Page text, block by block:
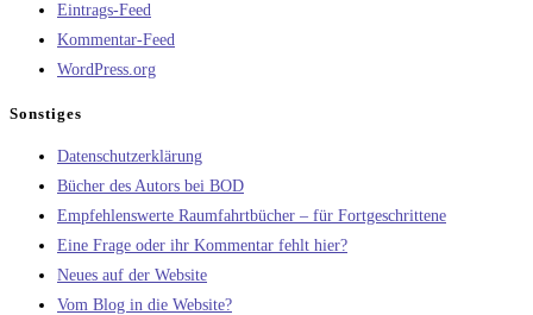
Eintrags-Feed
Kommentar-Feed
WordPress.org
Sonstiges
Datenschutzerklärung
Bücher des Autors bei BOD
Empfehlenswerte Raumfahrtbücher – für Fortgeschrittene
Eine Frage oder ihr Kommentar fehlt hier?
Neues auf der Website
Vom Blog in die Website?